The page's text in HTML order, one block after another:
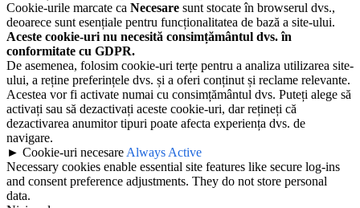
Cookie-urile marcate ca Necesare sunt stocate în browserul dvs.,
deoarece sunt esențiale pentru funcționalitatea de bază a site-ului.
Aceste cookie-uri nu necesită consimțământul dvs. în
conformitate cu GDPR.
De asemenea, folosim cookie-uri terțe pentru a analiza utilizarea site-
ului, a reține preferințele dvs. și a oferi conținut și reclame relevante.
Acestea vor fi activate numai cu consimțământul dvs. Puteți alege să
activați sau să dezactivați aceste cookie-uri, dar rețineți că
dezactivarea anumitor tipuri poate afecta experiența dvs. de
navigare.
► Cookie-uri necesare Always Active
Necessary cookies enable essential site features like secure log-ins
and consent preference adjustments. They do not store personal
data.